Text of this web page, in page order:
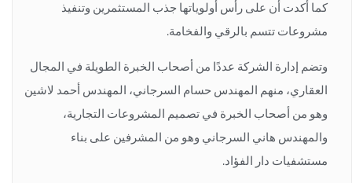
كما أكدت أن على رأس أولوياتها جذب المستثمرين وتنفيذ
مشروعات تتسم بالرقي والفخامة.
وتضم إدارة الشركة عددًا من أصحاب الخبرة الطويلة في المجال
العقاري، منهم المهندس حسام السرجاني، المهندس أحمد لاشين
وهو من أصحاب الخبرة في تصميم المشروعات التجارية،
والمهندس هاني السرجاني وهو من المشرفين على بناء
مستشفيات دار الفؤاد.